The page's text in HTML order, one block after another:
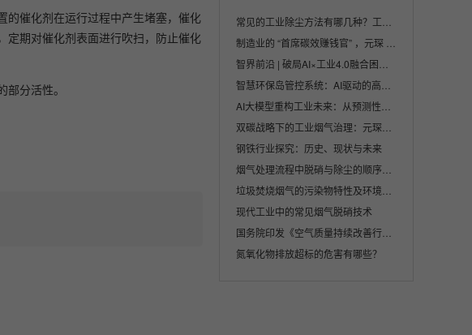
钢铁行业探究：历史、现状与未来
现代工业中的常见烟气脱硝技术
氮氧化物排放超标的危害有哪些？
催化剂在运行过程中产生堵塞，催化
定期对催化剂表面进行吹扫，防止催化
分活性。